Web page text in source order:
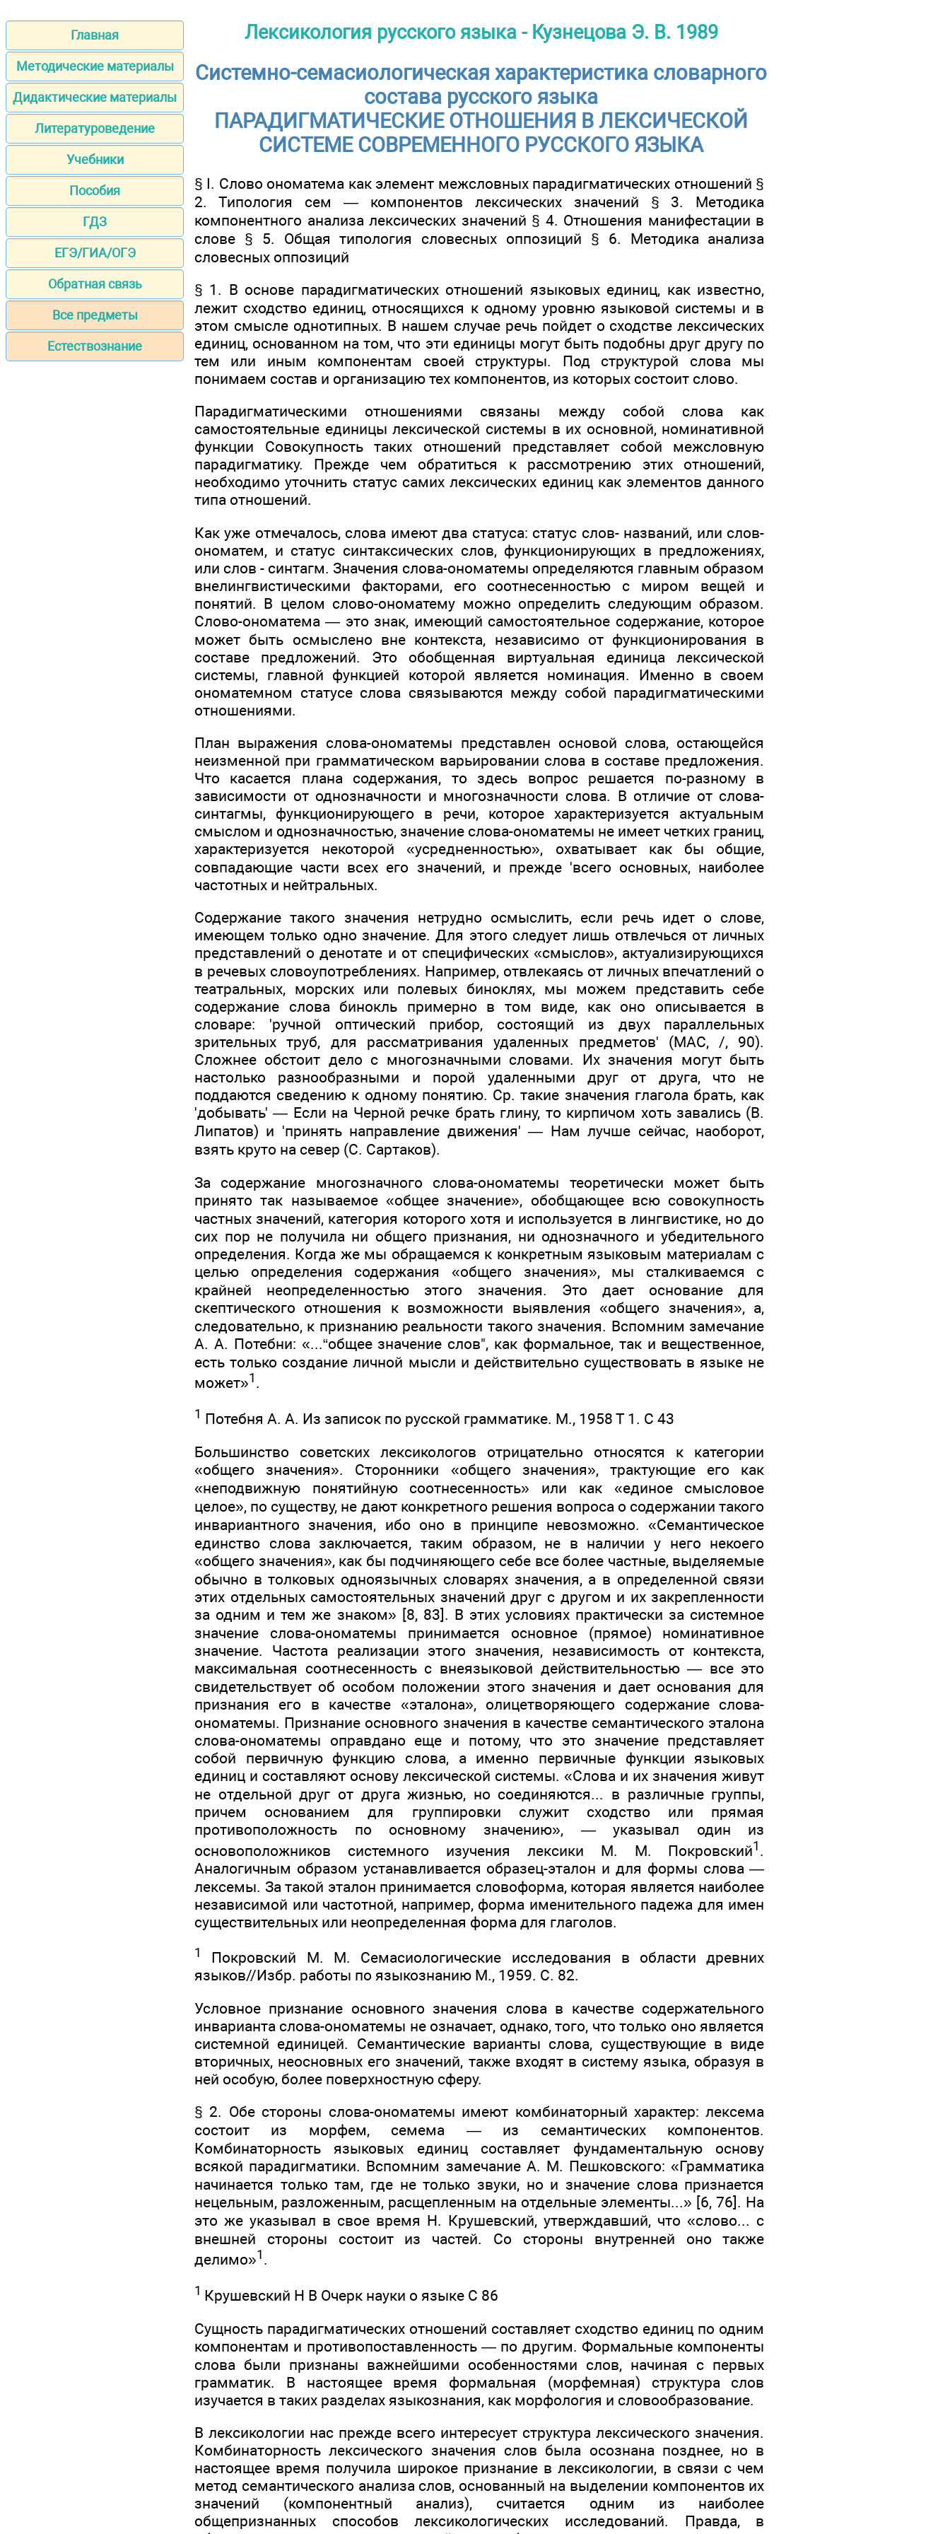
Главная
Методические материалы
Дидактические материалы
Литературоведение
Учебники
Пособия
ГДЗ
ЕГЭ/ГИА/ОГЭ
Обратная связь
Все предметы
Естествознание
Лексикология русского языка - Кузнецова Э. В. 1989
Системно-семасиологическая характеристика словарного
состава русского языка
ПАРАДИГМАТИЧЕСКИЕ ОТНОШЕНИЯ В ЛЕКСИЧЕСКОЙ
СИСТЕМЕ СОВРЕМЕННОГО РУССКОГО ЯЗЫКА
§ I. Слово ономатема как элемент межсловных парадигматических отношений §
2. Типология сем — компонентов лексических значений § 3. Методика
компонентного анализа лексических значений § 4. Отношения манифестации в
слове § 5. Общая типология словесных оппозиций § 6. Методика анализа
словесных оппозиций
§ 1. В основе парадигматических отношений языковых единиц, как известно,
лежит сходство единиц, относящихся к одному уровню языковой системы и в
этом смысле однотипных. В нашем случае речь пойдет о сходстве лексических
единиц, основанном на том, что эти единицы могут быть подобны друг другу по
тем или иным компонентам своей структуры. Под структурой слова мы
понимаем состав и организацию тех компонентов, из которых состоит слово.
Парадигматическими отношениями связаны между собой слова как
самостоятельные единицы лексической системы в их основной, номинативной
функции Совокупность таких отношений представляет собой межсловную
парадигматику. Прежде чем обратиться к рассмотрению этих отношений,
необходимо уточнить статус самих лексических единиц как элементов данного
типа отношений.
Как уже отмечалось, слова имеют два статуса: статус слов- названий, или слов-
ономатем, и статус синтаксических слов, функционирующих в предложениях,
или слов - синтагм. Значения слова-ономатемы определяются главным образом
внелингвистическими факторами, его соотнесенностью с миром вещей и
понятий. В целом слово-ономатему можно определить следующим образом.
Слово-ономатема — это знак, имеющий самостоятельное содержание, которое
может быть осмыслено вне контекста, независимо от функционирования в
составе предложений. Это обобщенная виртуальная единица лексической
системы, главной функцией которой является номинация. Именно в своем
ономатемном статусе слова связываются между собой парадигматическими
отношениями.
План выражения слова-ономатемы представлен основой слова, остающейся
неизменной при грамматическом варьировании слова в составе предложения.
Что касается плана содержания, то здесь вопрос решается по-разному в
зависимости от однозначности и многозначности слова. В отличие от слова-
синтагмы, функционирующего в речи, которое характеризуется актуальным
смыслом и однозначностью, значение слова-ономатемы не имеет четких границ,
характеризуется некоторой «усредненностью», охватывает как бы общие,
совпадающие части всех его значений, и прежде 'всего основных, наиболее
частотных и нейтральных.
Содержание такого значения нетрудно осмыслить, если речь идет о слове,
имеющем только одно значение. Для этого следует лишь отвлечься от личных
представлений о денотате и от специфических «смыслов», актуализирующихся
в речевых словоупотреблениях. Например, отвлекаясь от личных впечатлений о
театральных, морских или полевых биноклях, мы можем представить себе
содержание слова бинокль примерно в том виде, как оно описывается в
словаре: 'ручной оптический прибор, состоящий из двух параллельных
зрительных труб, для рассматривания удаленных предметов' (MAC, /, 90).
Сложнее обстоит дело с многозначными словами. Их значения могут быть
настолько разнообразными и порой удаленными друг от друга, что не
поддаются сведению к одному понятию. Ср. такие значения глагола брать, как
'добывать' — Если на Черной речке брать глину, то кирпичом хоть завались (В.
Липатов) и 'принять направление движения' — Нам лучше сейчас, наоборот,
взять круто на север (С. Сартаков).
За содержание многозначного слова-ономатемы теоретически может быть
принято так называемое «общее значение», обобщающее всю совокупность
частных значений, категория которого хотя и используется в лингвистике, но до
сих пор не получила ни общего признания, ни однозначного и убедительного
определения. Когда же мы обращаемся к конкретным языковым материалам с
целью определения содержания «общего значения», мы сталкиваемся с
крайней неопределенностью этого значения. Это дает основание для
скептического отношения к возможности выявления «общего значения», а,
следовательно, к признанию реальности такого значения. Вспомним замечание
А. А. Потебни: «...“общее значение слов", как формальное, так и вещественное,
есть только создание личной мысли и действительно существовать в языке не
может»1 .
1 Потебня А. А. Из записок по русской грамматике. М., 1958 Т 1. С 43
Большинство советских лексикологов отрицательно относятся к категории
«общего значения». Сторонники «общего значения», трактующие его как
«неподвижную понятийную соотнесенность» или как «единое смысловое
целое», по существу, не дают конкретного решения вопроса о содержании такого
инвариантного значения, ибо оно в принципе невозможно. «Семантическое
единство слова заключается, таким образом, не в наличии у него некоего
«общего значения», как бы подчиняющего себе все более частные, выделяемые
обычно в толковых одноязычных словарях значения, а в определенной связи
этих отдельных самостоятельных значений друг с другом и их закрепленности
за одним и тем же знаком» [8, 83]. В этих условиях практически за системное
значение слова-ономатемы принимается основное (прямое) номинативное
значение. Частота реализации этого значения, независимость от контекста,
максимальная соотнесенность с внеязыковой действительностью — все это
свидетельствует об особом положении этого значения и дает основания для
признания его в качестве «эталона», олицетворяющего содержание слова-
ономатемы. Признание основного значения в качестве семантического эталона
слова-ономатемы оправдано еще и потому, что это значение представляет
собой первичную функцию слова, а именно первичные функции языковых
единиц и составляют основу лексической системы. «Слова и их значения живут
не отдельной друг от друга жизнью, но соединяются... в различные группы,
причем основанием для группировки служит сходство или прямая
противоположность по основному значению», — указывал один из
основоположников системного изучения лексики М. М. Покровский1 .
Аналогичным образом устанавливается образец-эталон и для формы слова —
лексемы. За такой эталон принимается словоформа, которая является наиболее
независимой или частотной, например, форма именительного падежа для имен
существительных или неопределенная форма для глаголов.
1
Покровский М. М. Семасиологические исследования в области древних
языков//Избр. работы по языкознанию М., 1959. С. 82.
Условное признание основного значения слова в качестве содержательного
инварианта слова-ономатемы не означает, однако, того, что только оно является
системной единицей. Семантические варианты слова, существующие в виде
вторичных, неосновных его значений, также входят в систему языка, образуя в
ней особую, более поверхностную сферу.
§ 2. Обе стороны слова-ономатемы имеют комбинаторный характер: лексема
состоит из морфем, семема — из семантических компонентов.
Комбинаторность языковых единиц составляет фундаментальную основу
всякой парадигматики. Вспомним замечание А. М. Пешковского: «Грамматика
начинается только там, где не только звуки, но и значение слова признается
нецельным, разложенным, расщепленным на отдельные элементы...» [6, 76]. На
это же указывал в свое время Н. Крушевский, утверждавший, что «слово... с
внешней стороны состоит из частей. Со стороны внутренней оно также
делимо»1 .
1 Крушевский Н В Очерк науки о языке С 86
Сущность парадигматических отношений составляет сходство единиц по одним
компонентам и противопоставленность — по другим. Формальные компоненты
слова были признаны важнейшими особенностями слов, начиная с первых
грамматик. В настоящее время формальная (морфемная) структура слов
изучается в таких разделах языкознания, как морфология и словообразование.
В лексикологии нас прежде всего интересует структура лексического значения.
Комбинаторность лексического значения слов была осознана позднее, но в
настоящее время получила широкое признание в лексикологии, в связи с чем
метод семантического анализа слов, основанный на выделении компонентов их
значений (компонентный анализ), считается одним из наиболее
общепризнанных способов лексикологических исследований. Правда, в